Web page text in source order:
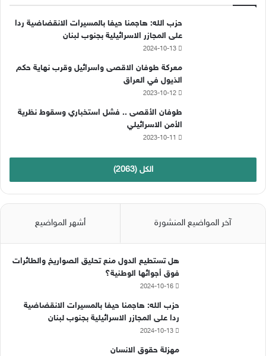
ب
و
ك
u
T
ت
ق
حزب الله: هاجمنا حيفا بالمسيرات الانقضاضية ردا
على المجازر الاسرائيلية بجنوب لبنان
2024-10-13
معركة طوفان الاقصى واسرائيل وقرب نهاية حكم
الذيول في العراق
2023-10-12
طوفان الأقصى .. فشل استخباري وسقوط نظرية
الأمن الاسرائيلي
2023-10-11
الكل (2063)
آخر المواضيع المنشورة أشهر المواضيع
هل تستطيع الدول منع تحليق الصواريخ والطائرات
فوق أجوائها الوطنية؟
2024-10-16
حزب الله: هاجمنا حيفا بالمسيرات الانقضاضية
ردا على المجازر الاسرائيلية بجنوب لبنان
2024-10-13
مهزلة حقوق الانسان